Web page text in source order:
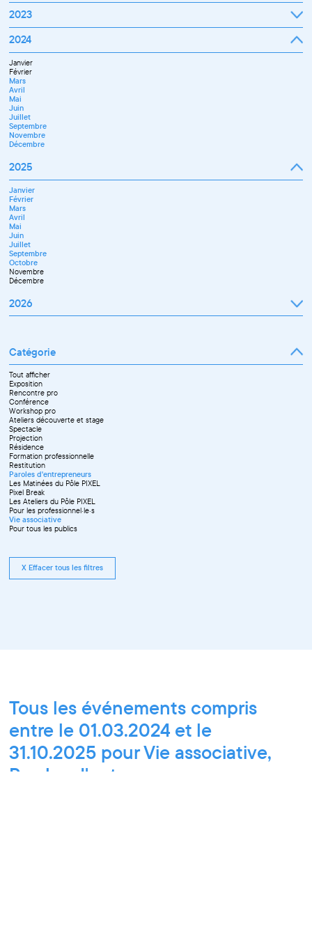
Novembre
Décembre
Janvier
Mars
Avril
Juin
Juillet
Septembre
Octobre
Novembre
Décembre
2023
Janvier
Mars
Avril
Mai
Juin
Septembre
Octobre
Novembre
Décembre
2024
Janvier
Février
Mars
Avril
Mai
Juin
Juillet
Septembre
Novembre
Décembre
2025
Janvier
Février
Mars
Avril
Mai
Juin
Juillet
Septembre
Octobre
Novembre
Décembre
2026
Avril
Mai
Juin
Septembre
Octobre
Novembre
Catégorie
Tout afficher
Exposition
Rencontre pro
Conférence
Workshop pro
Ateliers découverte et stage
Spectacle
Projection
Résidence
Formation professionnelle
Restitution
Paroles d'entrepreneurs
Les Matinées du Pôle PIXEL
Pixel Break
Les Ateliers du Pôle PIXEL
Pour les professionnel·le·s
Vie associative
Pour tous les publics
X Effacer tous les filtres
Tous les événements compris
entre le 01.03.2024 et le
31.10.2025 pour Vie associative,
Paroles d'entrepreneurs